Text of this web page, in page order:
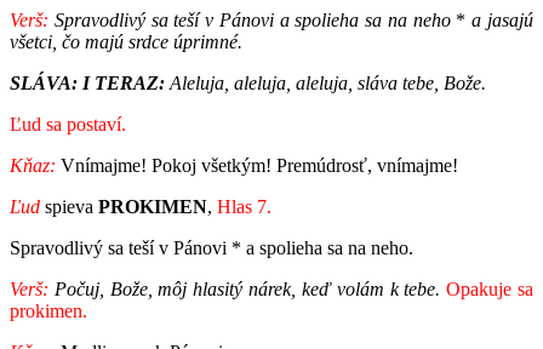
Verš: Spravodlivý sa teší v Pánovi a spolieha sa na neho * a jasajú
všetci, čo majú srdce úprimné.
SLÁVA: I TERAZ: Aleluja, aleluja, aleluja, sláva tebe, Bože.
Ľud sa postaví.
Kňaz: Vnímajme! Pokoj všetkým! Premúdrosť, vnímajme!
Ľud spieva PROKIMEN, Hlas 7.
Spravodlivý sa teší v Pánovi * a spolieha sa na neho.
Verš: Počuj, Bože, môj hlasitý nárek, keď volám k tebe. Opakuje sa
prokimen.